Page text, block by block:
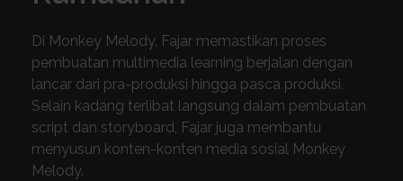
Di Monkey Melody, Fajar memastikan proses
pembuatan multimedia learning berjalan dengan
lancar dari pra-produksi hingga pasca produksi.
Selain kadang terlibat langsung dalam pembuatan
script dan storyboard, Fajar juga membantu
menyusun konten-konten media sosial Monkey
Melody.